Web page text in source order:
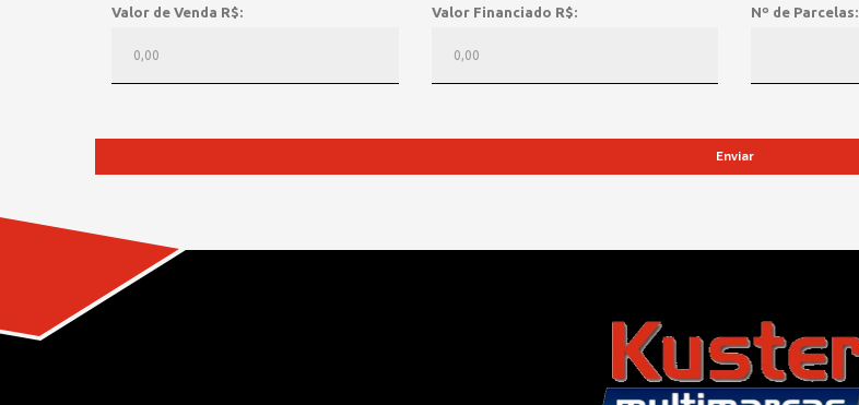
Valor de Venda R$: Valor Financiado R$: Nº de Parcelas: